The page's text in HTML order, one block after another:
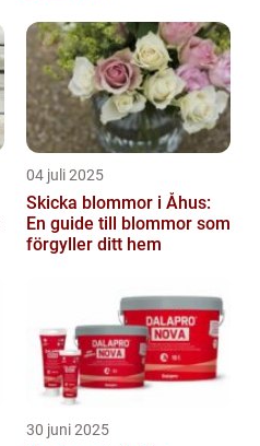
04 juli 2025
Skicka blommor i Åhus:
En guide till blommor som
förgyller ditt hem
30 juni 2025